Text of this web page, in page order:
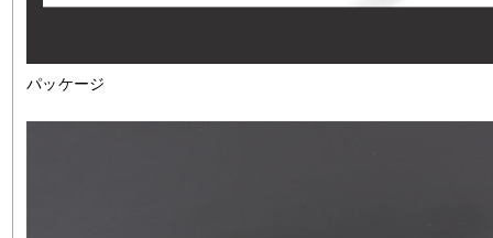
パッケージ